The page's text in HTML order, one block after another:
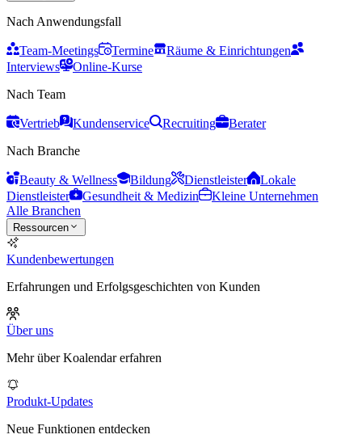
Nach Anwendungsfall
Team-Meetings Termine
Räume & Einrichtungen
Interviews
Online-Kurse
Nach Team
Vertrieb Kundenservice Recruiting
Berater
Nach Branche
Beauty & Wellness Bildung Dienstleister
Lokale
Dienstleister
Gesundheit & Medizin
Kleine Unternehmen
Alle Branchen
Ressourcen
Kundenbewertungen
Erfahrungen und Erfolgsgeschichten von Kunden
Über uns
Mehr über Koalendar erfahren
Produkt-Updates
Neue Funktionen entdecken